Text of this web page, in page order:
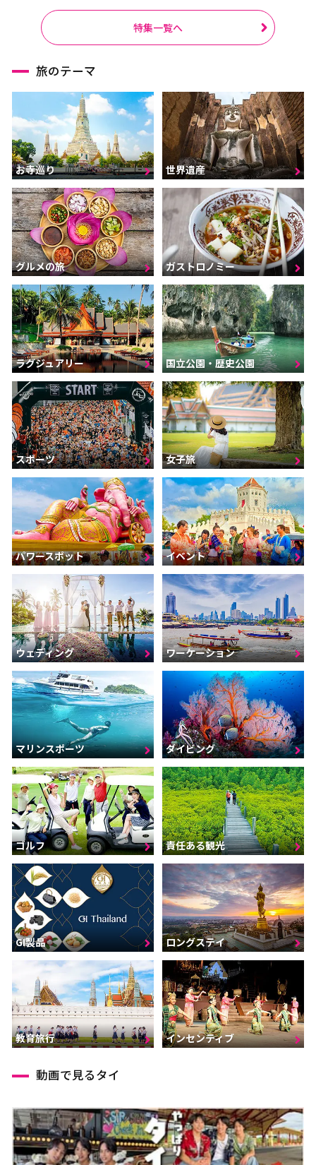
特集一覧へ
旅のテーマ
お寺巡り 世界遺産
グルメの旅 ガストロノミー
ラグジュアリー 国立公園・歴史公園
スポーツ 女子旅
パワースポット イベント
ウェディング ワーケーション
マリンスポーツ ダイビング
ゴルフ 責任ある観光
GI製品 ロングステイ
教育旅行 インセンティブ
動画で見るタイ